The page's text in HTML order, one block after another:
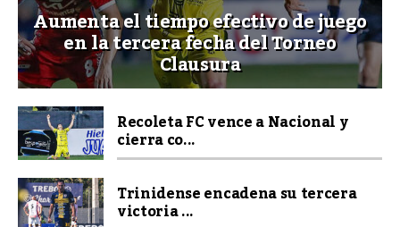
Aumenta el tiempo efectivo de juego
en la tercera fecha del Torneo
Clausura
Recoleta FC vence a Nacional y
cierra co...
Trinidense encadena su tercera
victoria ...